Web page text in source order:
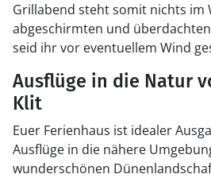
Grillabend steht somit nichts im
abgeschirmten und
seid ihr vor eventuellem Wind
Ausflüge in die Natur
Klit
Euer Ferienhaus ist idealer
Ausflüge in die nähere
wunderschönen